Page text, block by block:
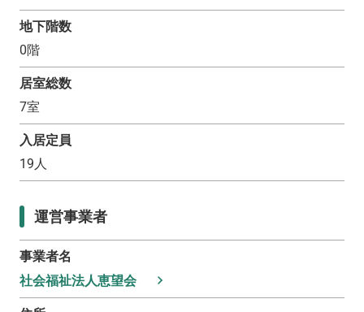
地下階数
0階
居室総数
7室
入居定員
19人
運営事業者
事業者名
社会福祉法人恵望会